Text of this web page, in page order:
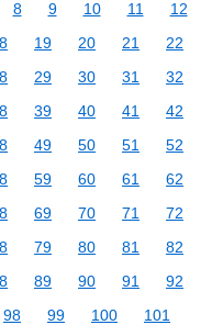
8 9 10 11
12
19 20 21
22
29 30 31
32
39 40 41
42
49 50 51
52
59 60 61
62
69 70 71
72
79 80 81
82
89 90 91
92
98 99 100
101